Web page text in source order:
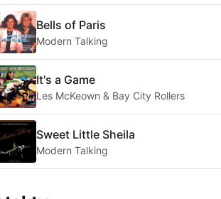
Bells of Paris
Modern Talking
It's a Game
Les McKeown & Bay City Rollers
Sweet Little Sheila
Modern Talking